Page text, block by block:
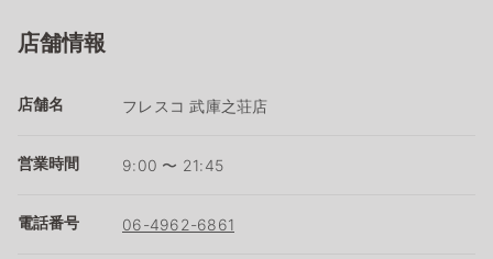
店舗情報
店舗名 フレスコ 武庫之荘店
営業時間 9:00 〜 21:45
電話番号 06-4962-6861